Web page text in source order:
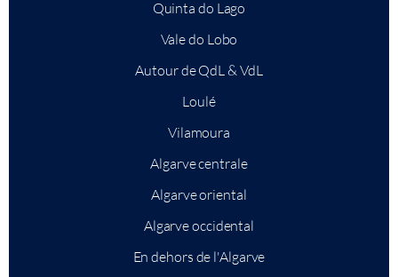
Quinta do Lago
Vale do Lobo
Autour de QdL & VdL
Loulé
Vilamoura
Algarve centrale
Algarve oriental
Algarve occidental
En dehors de l'Algarve